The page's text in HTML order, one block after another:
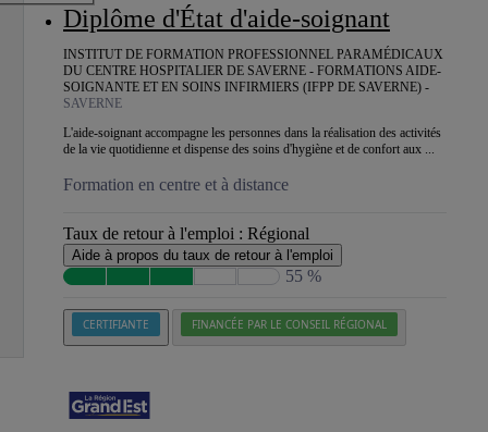
Diplôme d'État d'aide-soignant
INSTITUT DE FORMATION PROFESSIONNEL PARAMÉDICAUX
DU CENTRE HOSPITALIER DE SAVERNE - FORMATIONS AIDE-
SOIGNANTE ET EN SOINS INFIRMIERS (IFPP DE SAVERNE) -
SAVERNE
L'aide-soignant accompagne les personnes dans la réalisation des activités
de la vie quotidienne et dispense des soins d'hygiène et de confort aux ...
Formation en centre et à distance
Taux de retour à l'emploi : Régional
Aide à propos du taux de retour à l'emploi
55 %
CERTIFIANTE FINANCÉE PAR LE CONSEIL RÉGIONAL